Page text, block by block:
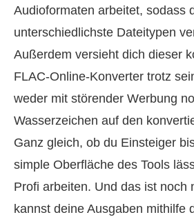
Audioformaten arbeitet, sodass
unterschiedlichste Dateitypen
Außerdem versieht dich dieser
FLAC-Online-Konverter trotz
weder mit störender Werbung
Wasserzeichen auf den
Ganz gleich, ob du Einsteiger
simple Oberfläche des Tools
Profi arbeiten. Und das ist noch
kannst deine Ausgaben mithilfe